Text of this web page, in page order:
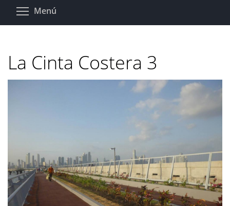
Pasar
Menú
La Cinta Costera 3